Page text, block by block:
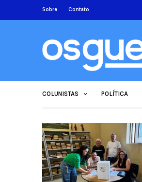
Sobre Contato
COLUNISTAS POLÍTICA